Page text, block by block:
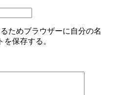
ためブラウザーに自分の名
保存する。